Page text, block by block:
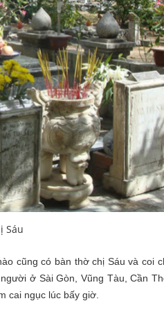
Sáu
cũng có bàn thờ chị Sáu và coi
ở Sài Gòn, Vũng Tàu, Cần
cai ngục lúc bấy giờ.